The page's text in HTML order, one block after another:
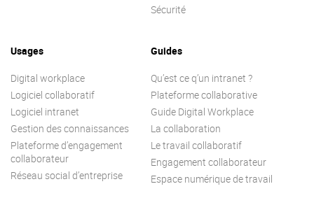
Sécurité
Usages
Digital workplace
Logiciel collaboratif
Logiciel intranet
Gestion des connaissances
Plateforme d’engagement
collaborateur
Réseau social d’entreprise
Guides
Qu’est ce q’un intranet ?
Plateforme collaborative
Guide Digital Workplace
La collaboration
Le travail collaboratif
Engagement collaborateur
Espace numérique de travail